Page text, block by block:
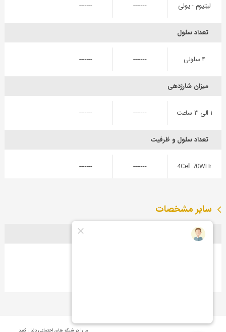
لیتیوم - یونی -------
-------
تعداد سلول
۴ سلولی -------
-------
میزان شارژدهی
۱ الی ۳ ساعت -------
-------
تعداد سلول و ظرفیت
4Cell 70WHr
-------
-------
سایر مشخصات
لوازم همراه دستگاه
ما را در شبكه های اجتماعی دنبال کنید